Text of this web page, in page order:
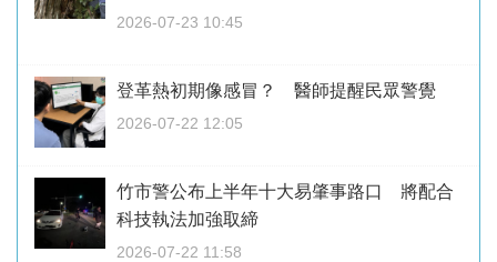
2026-07-23 10:45
登革熱初期像感冒？ 醫師提醒民眾警覺
2026-07-22 12:05
竹市警公布上半年十大易肇事路口 將配合
科技執法加強取締
2026-07-22 11:58